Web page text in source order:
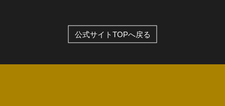
公式サイトTOPへ戻る